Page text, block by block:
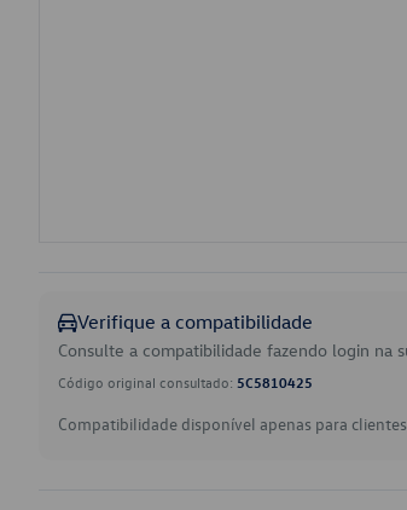
Verifique a compatibilidade
Consulte a compatibilidade fazendo login na
Código original consultado: 5C5810425
Compatibilidade disponível apenas para